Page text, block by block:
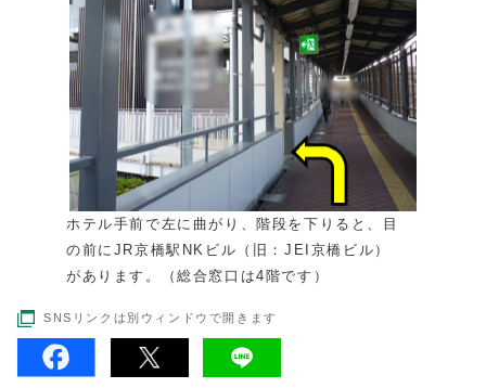
ホテル手前で左に曲がり、階段を下りると、目
の前にJR京橋駅NKビル（旧：JEI京橋ビル）
があります。（総合窓口は4階です）
SNSリンクは別ウィンドウで開きます